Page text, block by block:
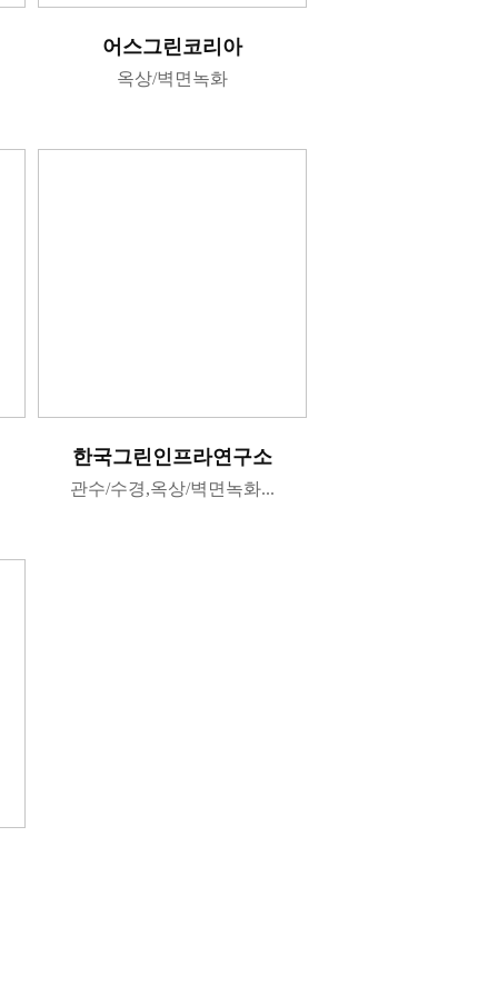
어스그린코리아
옥상/벽면녹화
한국그린인프라연구소
관수/수경,옥상/벽면녹화...